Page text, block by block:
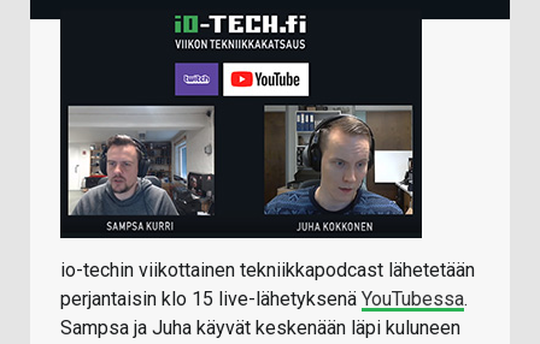
io-techin viikottainen tekniikkapodcast lähetetään
perjantaisin klo 15 live-lähetyksenä YouTubessa.
Sampsa ja Juha käyvät keskenään läpi kuluneen